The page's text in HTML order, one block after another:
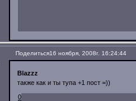
Поделиться16 ноября, 2008г. 16:24:44
Blazzz
также как и ты тупа +1 пост =))
0